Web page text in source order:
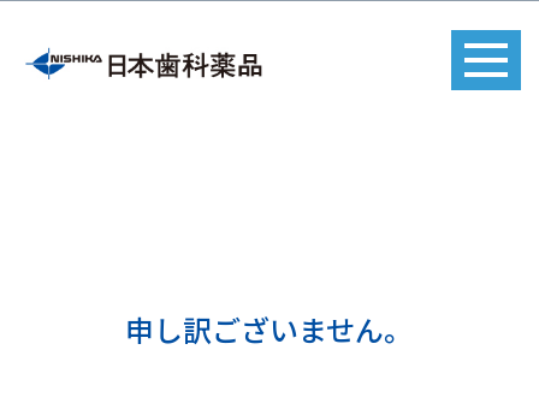
申し訳ございません。